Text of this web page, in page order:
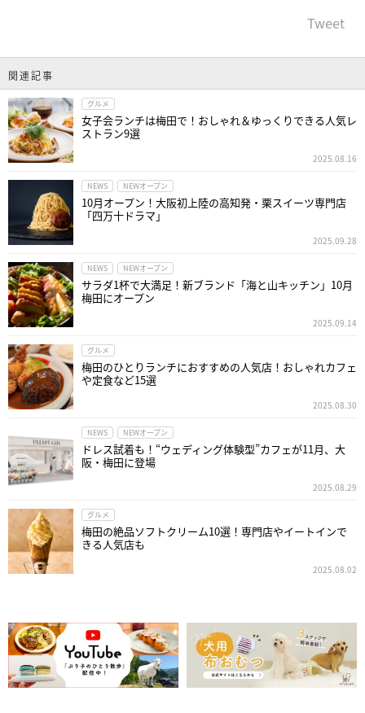
Tweet
関連記事
グルメ
女子会ランチは梅田で！おしゃれ＆ゆっくりできる人気レ
ストラン9選
2025.08.16
NEWS NEWオープン
10月オープン！大阪初上陸の高知発・栗スイーツ専門店
「四万十ドラマ」
2025.09.28
NEWS NEWオープン
サラダ1杯で大満足！新ブランド「海と山キッチン」10月
梅田にオープン
2025.09.14
グルメ
梅田のひとりランチにおすすめの人気店！おしゃれカフェ
や定食など15選
2025.08.30
NEWS NEWオープン
ドレス試着も！“ウェディング体験型”カフェが11月、大
阪・梅田に登場
2025.08.29
グルメ
梅田の絶品ソフトクリーム10選！専門店やイートインで
きる人気店も
2025.08.02